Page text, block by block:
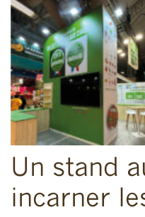
Un stand
incarner